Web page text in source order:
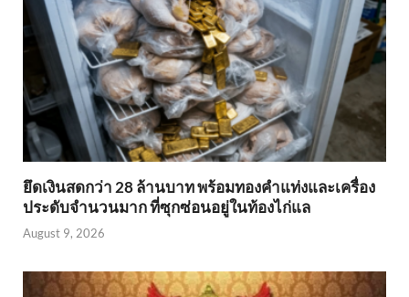
ยึดเงินสดกว่า 28 ล้านบาท พร้อมทองคำแท่งและเครื่อง
ประดับจำนวนมาก ที่ซุกซ่อนอยู่ในท้องไก่แล
August 9, 2026